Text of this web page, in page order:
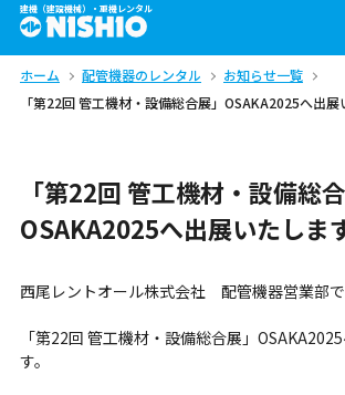
建機（建設機械）・重機レンタル
商品一覧 お
問合せ依頼リスト
北海道 東北
中部 関西
九州・沖縄（外部）
ホーム 配管機器のレンタル
お知らせ一覧
「第22回 管工機材・設備総合展」OSAKA2025へ出展
「第22回 管工機材・設備総合
OSAKA2025へ出展いたします
西尾レントオール株式会社 配管機器営業部
「第22回 管工機材・設備総合展」
す。